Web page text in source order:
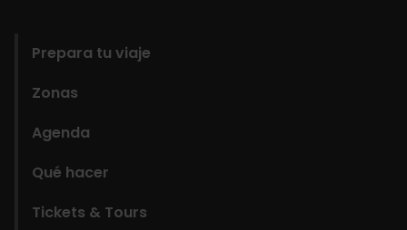
Prepara tu viaje
Zonas
Agenda
Qué hacer
Tickets & Tours